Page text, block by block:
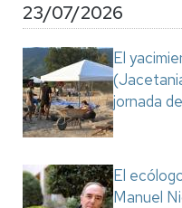
23/07/2026
El
jornada
El
Manuel